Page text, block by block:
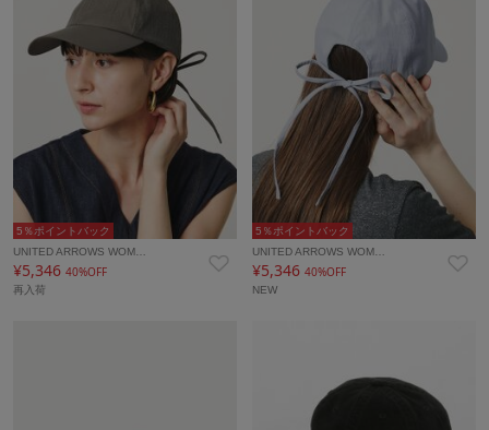
5％ポイントバック
UNITED ARROWS WOM…
¥5,346 40%OFF
再入荷
5％ポイントバック
UNITED ARROWS WOM…
¥5,34640%OFF
NEW